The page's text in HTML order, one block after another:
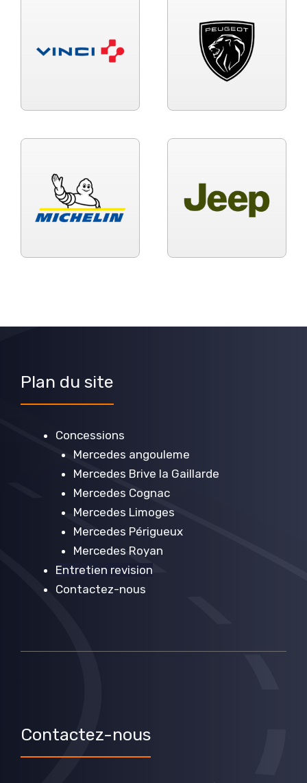
Plan du site
Concessions
Mercedes angouleme
Mercedes Brive la Gaillarde
Mercedes Cognac
Mercedes Limoges
Mercedes Périgueux
Mercedes Royan
Entretien revision
Contactez-nous
Contactez-nous